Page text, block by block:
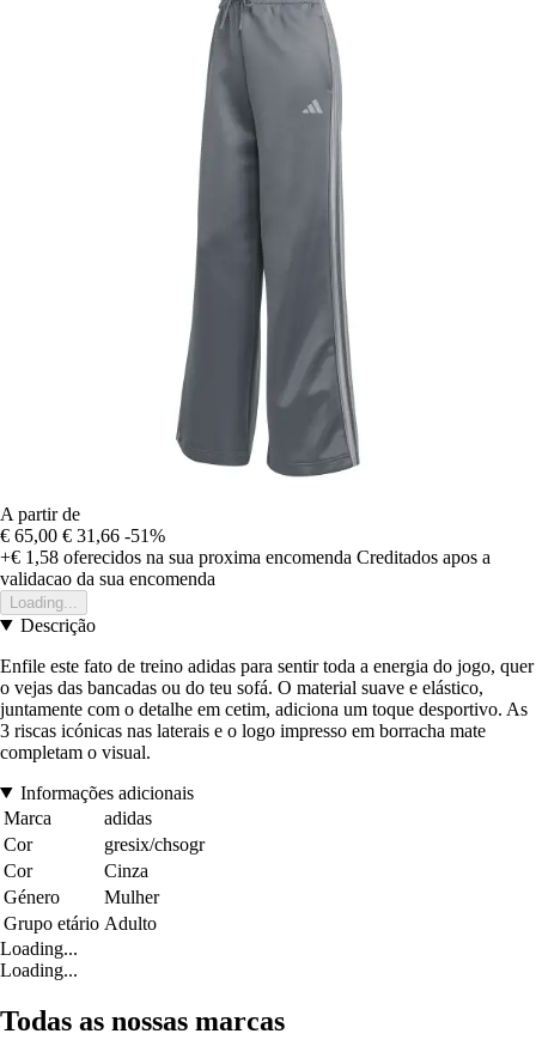
A partir de
€ 65,00 € 31,66 -51%
+€ 1,58 oferecidos na sua proxima encomenda Creditados apos a
validacao da sua encomenda
Loading...
Descrição
Enfile este fato de treino adidas para sentir toda a energia do jogo, quer
o vejas das bancadas ou do teu sofá. O material suave e elástico,
juntamente com o detalhe em cetim, adiciona um toque desportivo. As
3 riscas icónicas nas laterais e o logo impresso em borracha mate
completam o visual.
Informações adicionais
Marca
adidas
Cor
gresix/chsogr
Cor
Cinza
Género
Mulher
Grupo etário Adulto
Loading...
Loading...
Todas as nossas marcas